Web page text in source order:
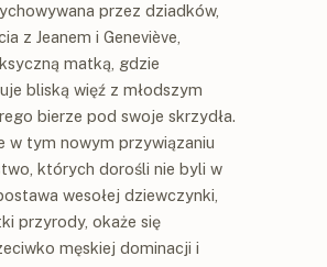
przez dziadków,
z Jeanem i Geneviève,
matką, gdzie
bliską więź z młodszym
bierze pod swoje skrzydła.
w tym nowym przywiązaniu
których dorośli nie byli w
wesołej dziewczynki,
przyrody, okaże się
męskiej dominacji i